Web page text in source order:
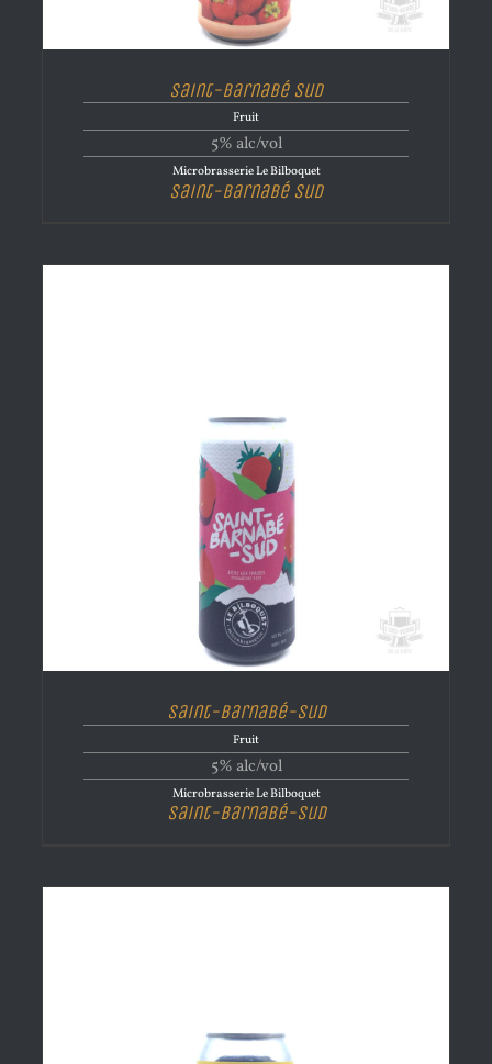
Saint-Barnabé Sud
Fruit
5% alc/vol
Microbrasserie Le Bilboquet
Saint-Barnabé Sud
Saint-Barnabé-Sud
Fruit
5% alc/vol
Microbrasserie Le Bilboquet
Saint-Barnabé-Sud